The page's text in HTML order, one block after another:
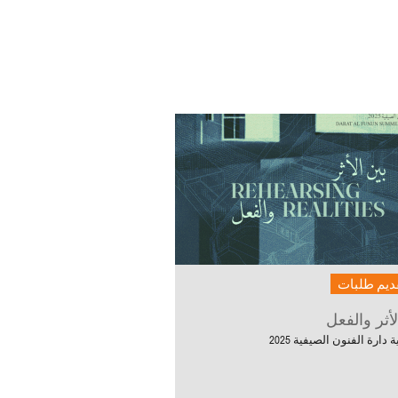
طلبات
والفعل
دارة الفنون الصيفية 2025